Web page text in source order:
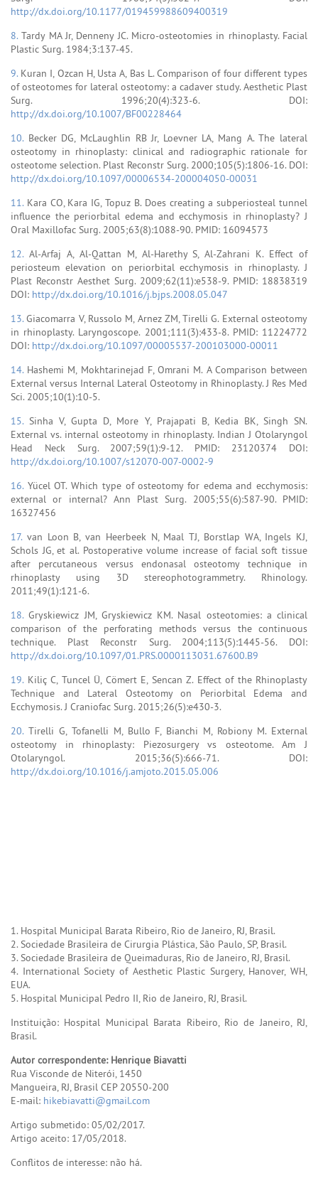
http://dx.doi.org/10.1177/019459988609400319
8.Tardy MA Jr, Denneny JC. Micro-osteotomies in rhinoplasty. Facial
Plastic Surg. 1984;3:137-45.
9. Kuran I, Ozcan H, Usta A, Bas L. Comparison of four different types
of osteotomes for lateral osteotomy: a cadaver study. Aesthetic Plast
Surg. 1996;20(4):323-6. DOI:
http://dx.doi.org/10.1007/BF00228464
10. Becker DG, McLaughlin RB Jr, Loevner LA, Mang A. The lateral
osteotomy in rhinoplasty: clinical and radiographic rationale for
osteotome selection. Plast Reconstr Surg. 2000;105(5):1806-16. DOI:
http://dx.doi.org/10.1097/00006534-200004050-00031
11. Kara CO, Kara IG, Topuz B. Does creating a subperiosteal tunnel
influence the periorbital edema and ecchymosis in rhinoplasty? J
Oral Maxillofac Surg. 2005;63(8):1088-90. PMID: 16094573
12. Al-Arfaj A, Al-Qattan M, Al-Harethy S, Al-Zahrani K. Effect of
periosteum elevation on periorbital ecchymosis in rhinoplasty. J
Plast Reconstr Aesthet Surg. 2009;62(11):e538-9. PMID: 18838319
DOI: http://dx.doi.org/10.1016/j.bjps.2008.05.047
13.Giacomarra V, Russolo M, Arnez ZM, Tirelli G. External osteotomy
in rhinoplasty. Laryngoscope. 2001;111(3):433-8. PMID: 11224772
DOI: http://dx.doi.org/10.1097/00005537-200103000-00011
14. Hashemi M, Mokhtarinejad F, Omrani M. A Comparison between
External versus Internal Lateral Osteotomy in Rhinoplasty. J Res Med
Sci. 2005;10(1):10-5.
15.Sinha V, Gupta D, More Y, Prajapati B, Kedia BK, Singh SN.
External vs. internal osteotomy in rhinoplasty. Indian J Otolaryngol
Head Neck Surg. 2007;59(1):9-12. PMID: 23120374 DOI:
http://dx.doi.org/10.1007/s12070-007-0002-9
16. Yücel OT. Which type of osteotomy for edema and ecchymosis:
external or internal? Ann Plast Surg. 2005;55(6):587-90. PMID:
16327456
17. van Loon B, van Heerbeek N, Maal TJ, Borstlap WA, Ingels KJ,
Schols JG, et al. Postoperative volume increase of facial soft tissue
after percutaneous versus endonasal osteotomy technique in
rhinoplasty using 3D stereophotogrammetry. Rhinology.
2011;49(1):121-6.
18.Gryskiewicz JM, Gryskiewicz KM. Nasal osteotomies: a clinical
comparison of the perforating methods versus the continuous
technique. Plast Reconstr Surg. 2004;113(5):1445-56. DOI:
http://dx.doi.org/10.1097/01.PRS.0000113031.67600.B9
19. Kiliç C, Tuncel Ü, Cömert E, Sencan Z. Effect of the Rhinoplasty
Technique and Lateral Osteotomy on Periorbital Edema and
Ecchymosis. J Craniofac Surg. 2015;26(5):e430-3.
20. Tirelli G, Tofanelli M, Bullo F, Bianchi M, Robiony M. External
osteotomy in rhinoplasty: Piezosurgery vs osteotome. Am J
Otolaryngol. 2015;36(5):666-71. DOI:
http://dx.doi.org/10.1016/j.amjoto.2015.05.006
1. Hospital Municipal Barata Ribeiro, Rio de Janeiro, RJ, Brasil.
2. Sociedade Brasileira de Cirurgia Plástica, São Paulo, SP, Brasil.
3. Sociedade Brasileira de Queimaduras, Rio de Janeiro, RJ, Brasil.
4. International Society of Aesthetic Plastic Surgery, Hanover, WH,
EUA.
5. Hospital Municipal Pedro II, Rio de Janeiro, RJ, Brasil.
Instituição: Hospital Municipal Barata Ribeiro, Rio de Janeiro, RJ,
Brasil.
Autor correspondente: Henrique Biavatti
Rua Visconde de Niterói, 1450
Mangueira, RJ, Brasil CEP 20550-200
E-mail: hikebiavatti@gmail.com
Artigo submetido: 05/02/2017.
Artigo aceito: 17/05/2018.
Conflitos de interesse: não há.